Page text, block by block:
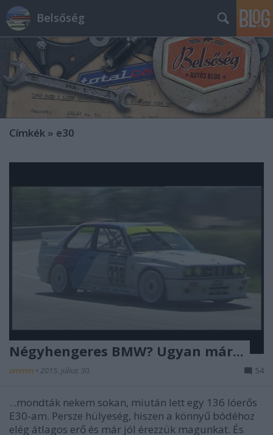
Belsőség
Címkék » e30
Négyhengeres BMW? Ugyan már...
ommm • 2015. július 30. 54
...mondták nekem sokan, miután lett egy 136 lóerős
E30-am. Persze hülyeség, hiszen a könnyű bódéhoz
elég átlagos erő és már jól érezzük magunkat. És